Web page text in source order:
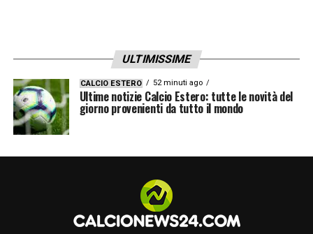
ULTIMISSIME
CALCIO ESTERO 52 minuti ago
Ultime notizie Calcio Estero: tutte le novità del
giorno provenienti da tutto il mondo